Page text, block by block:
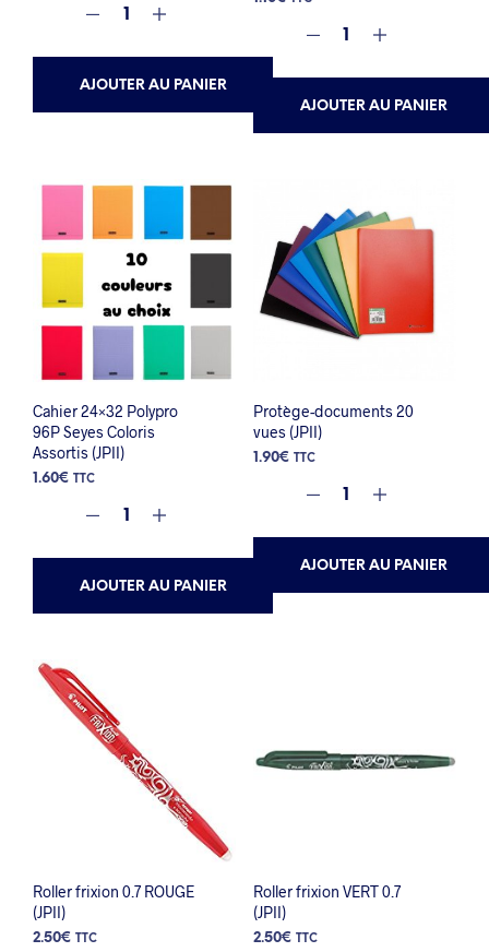
AJOUTER AU PANIER
AJOUTER AU PANIER
Cahier 24×32 Polypro
96P Seyes Coloris
Assortis (JPII)
1.60€ TTC
AJOUTER AU PANIER
Protège-documents 20
vues (JPII)
1.90€ TTC
AJOUTER AU PANIER
Roller frixion 0.7 ROUGE
(JPII)
2.50€ TTC
Roller frixion VERT 0.7
(JPII)
2.50€ TTC